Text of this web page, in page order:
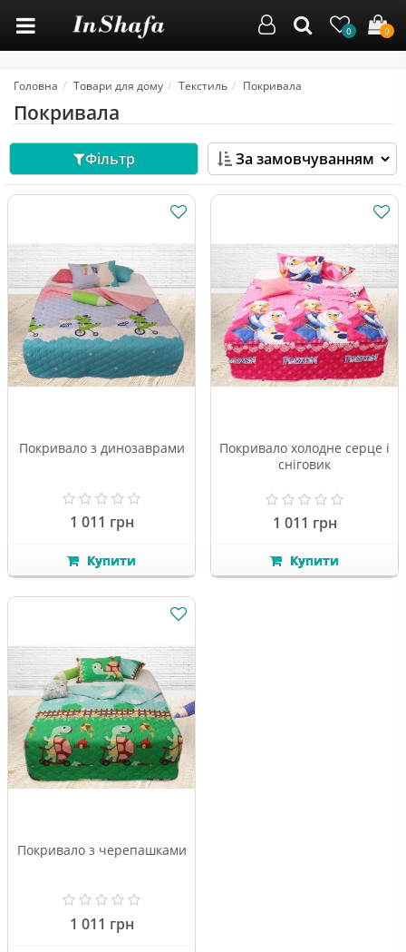
0 0
Головна Товари для дому Текстиль Покривала
Покривала
Фільтр
Покривало з динозаврами
1 011 грн
Купити
Покривало холодне серце і
сніговик
1 011 грн
Купити
Покривало з черепашками
1 011 грн